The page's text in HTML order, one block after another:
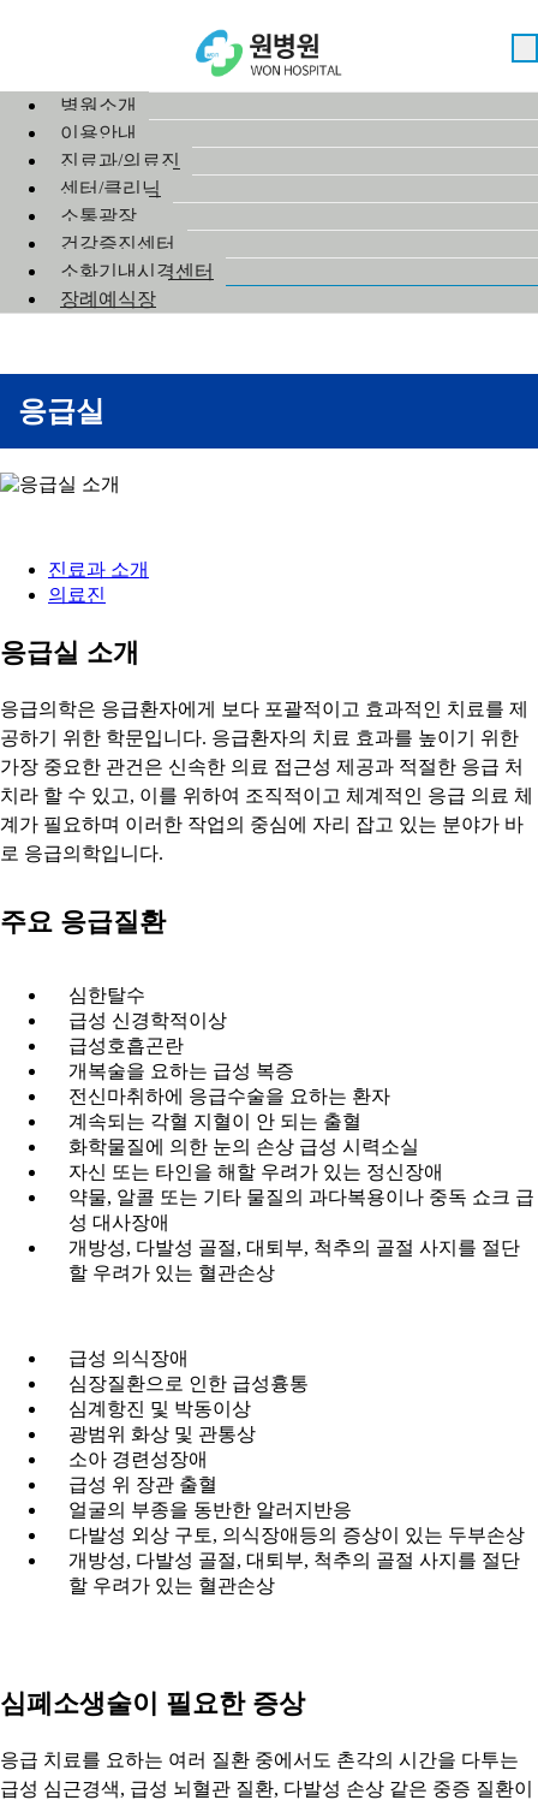
병원소개
이용안내
진료과/의료진
센터/클리닉
소통광장
건강증진센터
소화기내시경센터
장례예식장
응급실
진료과 소개
의료진
응급실 소개
응급의학은 응급환자에게 보다 포괄적이고 효과적인 치료를 제
공하기 위한 학문입니다. 응급환자의 치료 효과를 높이기 위한
가장 중요한 관건은 신속한 의료 접근성 제공과 적절한 응급 처
치라 할 수 있고, 이를 위하여 조직적이고 체계적인 응급 의료 체
계가 필요하며 이러한 작업의 중심에 자리 잡고 있는 분야가 바
로 응급의학입니다.
주요 응급질환
심한탈수
급성 신경학적이상
급성호흡곤란
개복술을 요하는 급성 복증
전신마취하에 응급수술을 요하는 환자
계속되는 각혈 지혈이 안 되는 출혈
화학물질에 의한 눈의 손상 급성 시력소실
자신 또는 타인을 해할 우려가 있는 정신장애
약물, 알콜 또는 기타 물질의 과다복용이나 중독 쇼크 급
성 대사장애
개방성, 다발성 골절, 대퇴부, 척추의 골절 사지를 절단
할 우려가 있는 혈관손상
급성 의식장애
심장질환으로 인한 급성흉통
심계항진 및 박동이상
광범위 화상 및 관통상
소아 경련성장애
급성 위 장관 출혈
얼굴의 부종을 동반한 알러지반응
다발성 외상 구토, 의식장애등의 증상이 있는 두부손상
개방성, 다발성 골절, 대퇴부, 척추의 골절 사지를 절단
할 우려가 있는 혈관손상
심폐소생술이 필요한 증상
응급 치료를 요하는 여러 질환 중에서도 촌각의 시간을 다투는
급성 심근경색, 급성 뇌혈관 질환, 다발성 손상 같은 중증 질환이